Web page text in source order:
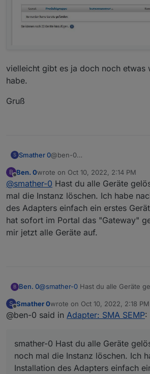
vielleicht gibt es ja doch noch etwas
habe.
Gruß
S Smather 0@ben-0
eingestellt?
Aktuell nach 5 Minuten sehe
gleiche Meldung inkl. gleicher
SMA unabhängig welche F-
[2-stellig] Nummer ich wähle.
obwohl keine Geräte
vielleicht gibt es ja doch noch
B
Offline
Ben. 0wrote on Oct 10, 2022, 2:14 PM
last edited by
@smather-0 Hast du alle Geräte
mal die Instanz löschen. Ich habe
des Adapters einfach ein erstes
hat sofort im Portal das "Gateway"
mir jetzt alle Geräte auf.
B Ben. 0@smather-0 Hast du alle Geräte
des Adapters einfach ein erstes
hat sofort im Portal das "Gateway"
S
Offline
Smather 0wrote on Oct 10, 2022, 2:18 PM
last edited by
@ben-0 said in Adapter: SMA SEMP:
smather-0 Hast du alle Geräte
noch mal die Instanz löschen. Ich
Installation des Adapters einfach